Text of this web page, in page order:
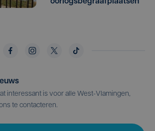
interessant is voor alle West-Vlamingen,
te contacteren.